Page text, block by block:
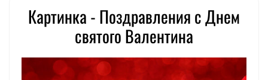
Картинка - Поздравления с Днем
святого Валентина